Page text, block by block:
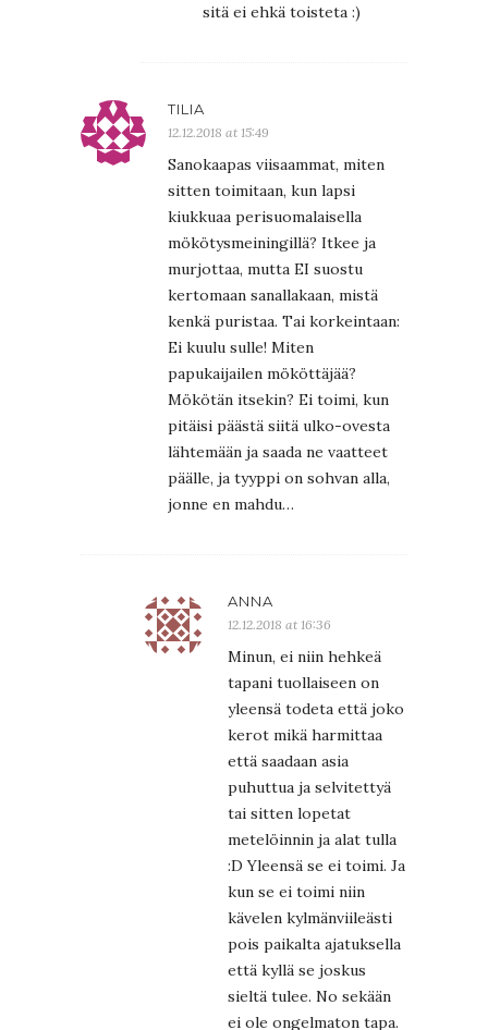
sitä ei ehkä toisteta :)
TILIA
12.12.2018 at 15:49
Sanokaapas viisaammat, miten
sitten toimitaan, kun lapsi
kiukkuaa perisuomalaisella
mökötysmeiningillä? Itkee ja
murjottaa, mutta EI suostu
kertomaan sanallakaan, mistä
kenkä puristaa. Tai korkeintaan:
Ei kuulu sulle! Miten
papukaijailen mököttäjää?
Mökötän itsekin? Ei toimi, kun
pitäisi päästä siitä ulko-ovesta
lähtemään ja saada ne vaatteet
päälle, ja tyyppi on sohvan alla,
jonne en mahdu…
ANNA
12.12.2018 at 16:36
Minun, ei niin hehkeä
tapani tuollaiseen on
yleensä todeta että joko
kerot mikä harmittaa
että saadaan asia
puhuttua ja selvitettyä
tai sitten lopetat
metelöinnin ja alat tulla
:D Yleensä se ei toimi. Ja
kun se ei toimi niin
kävelen kylmänviileästi
pois paikalta ajatuksella
että kyllä se joskus
sieltä tulee. No sekään
ei ole ongelmaton tapa.